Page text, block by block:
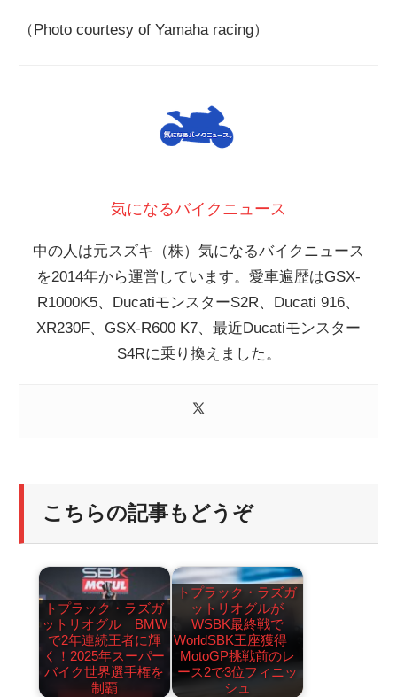
（Photo courtesy of Yamaha racing）
気になるバイクニュース
中の人は元スズキ（株）気になるバイクニュース
を2014年から運営しています。愛車遍歴はGSX-
R1000K5、DucatiモンスターS2R、Ducati 916、
XR230F、GSX-R600 K7、最近Ducatiモンスター
S4Rに乗り換えました。
こちらの記事もどうぞ
トプラック・ラズガ
ットリオグル BMW
で2年連続王者に輝
く！2025年スーパー
バイク世界選手権を
制覇
トプラック・ラズガ
ットリオグルが
WSBK最終戦で
WorldSBK王座獲得
MotoGP挑戦前のレ
ース2で3位フィニッ
シュ